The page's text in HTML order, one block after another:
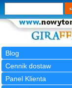
Blog
Cennik dostaw
Panel Klienta
Wyszukiwarka
szukaj